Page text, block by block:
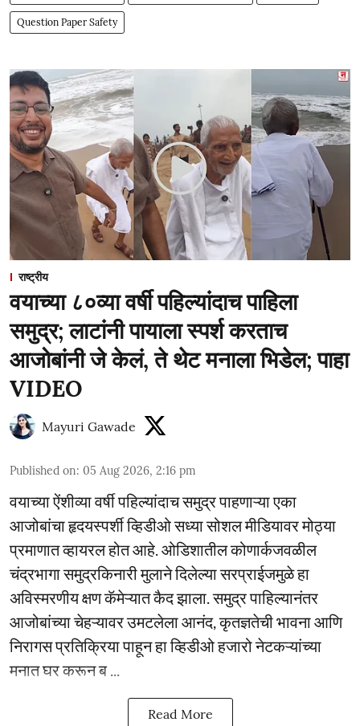
Question Paper Safety
राष्ट्रीय
वयाच्या ८०व्या वर्षी पहिल्यांदाच पाहिला
समुद्र; लाटांनी पायाला स्पर्श करताच
आजोबांनी जे केलं, ते थेट मनाला भिडेल; पाहा
VIDEO
Mayuri Gawade
Published on: 05 Aug 2026, 2:16 pm
वयाच्या ऐंशीव्या वर्षी पहिल्यांदाच समुद्र पाहणाऱ्या एका
आजोबांचा हृदयस्पर्शी व्हिडीओ सध्या सोशल मीडियावर मोठ्या
प्रमाणात व्हायरल होत आहे. ओडिशातील कोणार्कजवळील
चंद्रभागा समुद्रकिनारी मुलाने दिलेल्या सरप्राईजमुळे हा
अविस्मरणीय क्षण कॅमेऱ्यात कैद झाला. समुद्र पाहिल्यानंतर
आजोबांच्या चेहऱ्यावर उमटलेला आनंद, कृतज्ञतेची भावना आणि
निरागस प्रतिक्रिया पाहून हा व्हिडीओ हजारो नेटकऱ्यांच्या
मनात घर करून ब ...
Read More